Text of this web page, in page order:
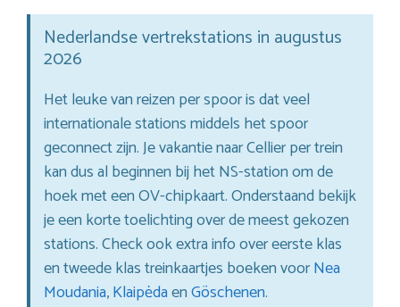
Nederlandse vertrekstations in augustus
2026
Het leuke van reizen per spoor is dat veel
internationale stations middels het spoor
geconnect zijn. Je vakantie naar Cellier per trein
kan dus al beginnen bij het NS-station om de
hoek met een OV-chipkaart. Onderstaand bekijk
je een korte toelichting over de meest gekozen
stations. Check ook extra info over eerste klas
en tweede klas treinkaartjes boeken voorNea
Moudania,KlaipėdaenGöschenen.